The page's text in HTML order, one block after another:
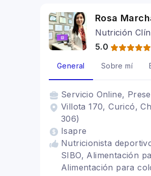
Rosa
Nutrición
5.0
General Sobre mí
Servicio Online,
Villota 170, Curicó,
306)
Isapre
Nutricionista
SIBO, Alimentación
Alimentación para